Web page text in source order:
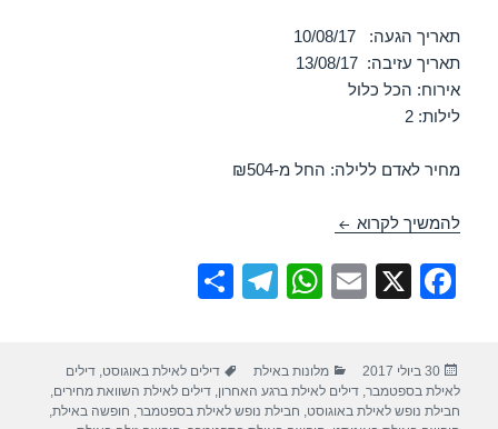
תאריך הגעה: 10/08/17
תאריך עזיבה: 13/08/17
אירוח: הכל כלול
לילות: 2
מחיר לאדם ללילה: החל מ-₪504
להמשיך לקרוא חופשה במלון בי סיטי – אילת הכל כלול 10/08/2017
F
e
X
E
W
s
T
gr
e
פורסם
בתאריך
30 ביולי 2017 קטגוריות
מלונות באילת תגיות
דילים לאילת באוגוסט,דילים
לאילת בספטמבר,דילים לאילת ברגע האחרון,דילים לאילת השוואת מחירים,
חבילת נופש לאילת באוגוסט, חבילת נופש לאילת בספטמבר, חופשה באילת,